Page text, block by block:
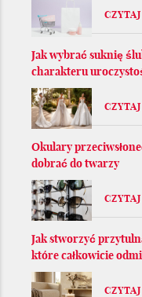
Jak wybrać suknię
charakteru
Okulary
dobrać do twarzy
Jak stworzyć
które całkowicie